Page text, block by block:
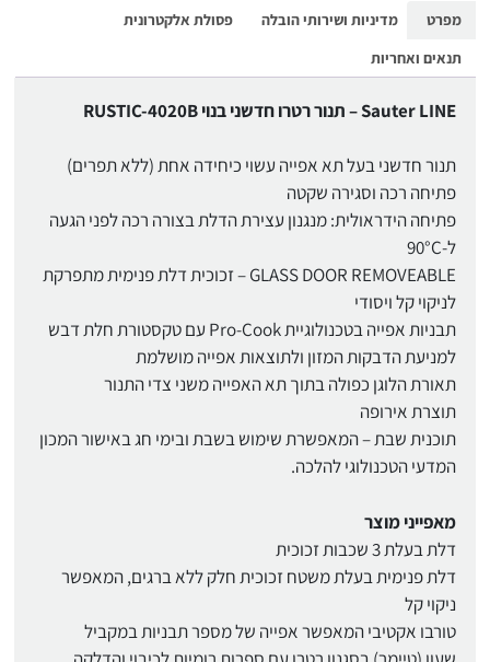
מפרט מדיניות ושירותי הובלה
פסולת אלקטרונית
תנאים ואחריות
Sauter LINE – תנור רטרו חדשני בנוי RUSTIC-4020B
תנור חדשני בעל תא אפייה עשוי כיחידה אחת (ללא תפרים)
פתיחה רכה וסגירה שקטה
פתיחה הידראולית: מנגנון עצירת הדלת בצורה רכה לפני הגעה
ל-90°C
GLASS DOOR REMOVEABLE – זכוכית דלת פנימית מתפרקת
לניקוי קל ויסודי
תבניות אפייה בטכנולוגיית Pro-Cook עם טקסטורת חלת דבש
למניעת הדבקות המזון ולתוצאות אפייה מושלמת
תאורת הלוגן כפולה בתוך תא האפייה משני צדי התנור
תוצרת אירופה
תוכנית שבת – המאפשרת שימוש בשבת ובימי חג באישור המכון
המדעי הטכנולוגי להלכה.
מאפייני מוצר
דלת בעלת 3 שכבות זכוכית
דלת פנימית בעלת משטח זכוכית חלק ללא ברגים, המאפשר
ניקוי קל
טורבו אקטיבי המאפשר אפייה של מספר תבניות במקביל